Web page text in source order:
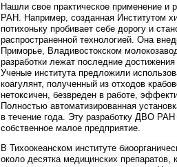
Нашли свое практическое применение и
РАН. Например, созданная Институтом
потихоньку пробивает себе дорогу и
распространенной технологией. Она
Приморье, Владивостокском
разработки лежат последние
Ученые института предложили
коагулянт, полученный из отходов
нетоксичен, безвреден в работе,
Полностью автоматизированная
в течение года. Эту разработку ДВО РАН
собственное малое предприятие.
В Тихоокеанском институте
около десятка медицинских